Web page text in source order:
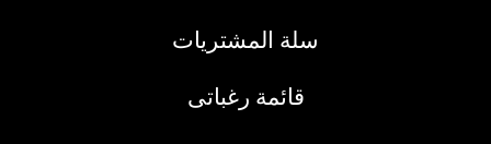
سلة المشتريات
قائمة رغباتى